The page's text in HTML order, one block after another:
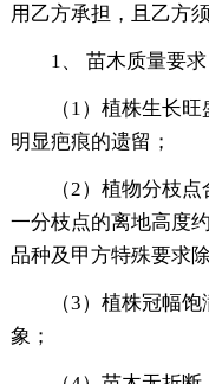
用乙方承担，且乙方
1、 苗木质量要求
（1）植株生长
明显疤痕的遗留；
（2）植物分枝
一分枝点的离地高度
品种及甲方特殊要求除
（3）植株冠幅
象；